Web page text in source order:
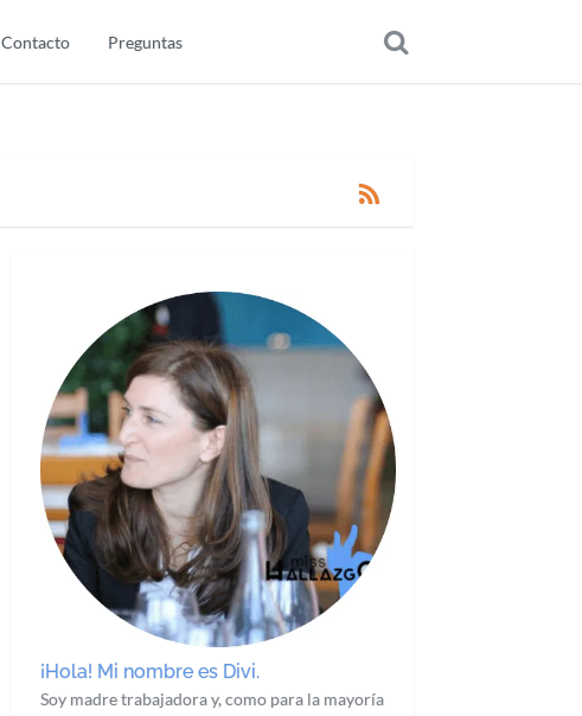
Contacto Preguntas
¡Hola! Mi nombre es Divi.
Soy madre trabajadora y, como para la mayoría